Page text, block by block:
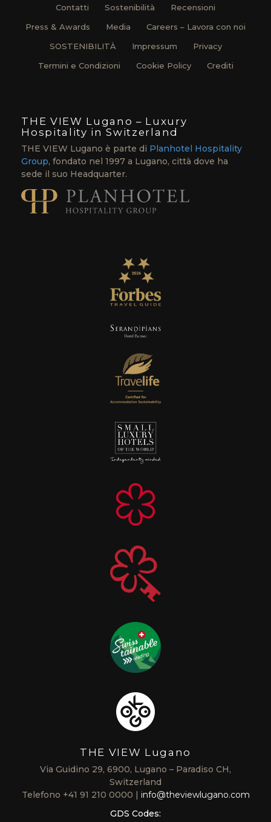
Contatti Sostenibilità
Recensioni
Press & Awards
Media
Careers – Lavora con noi
SOSTENIBILITÀ
Impressum
Privacy
Termini e Condizioni
Cookie Policy Crediti
THE VIEW Lugano – Luxury
Hospitality in Switzerland
THE VIEW Lugano è parte di Planhotel Hospitality
Group, fondato nel 1997 a Lugano, città dove ha
sede il suo Headquarter.
THE VIEW Lugano
Via Guidino 29, 6900, Lugano – Paradiso CH,
Switzerland
Telefono +41 91 210 0000
info@theviewlugano.com
GDS Codes: